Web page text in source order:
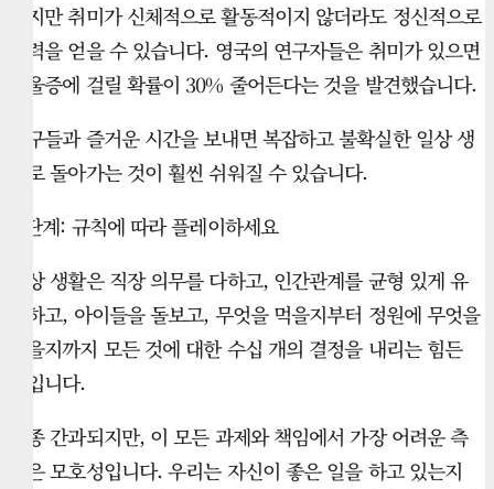
하지만 취미가 신체적으로 활동적이지 않더라도 정신적으로
활력을 얻을 수 있습니다. 영국의 연구자들은 취미가 있으면
우울증에 걸릴 확률이 30% 줄어든다는 것을 발견했습니다.
친구들과 즐거운 시간을 보내면 복잡하고 불확실한 일상 생
활로 돌아가는 것이 훨씬 쉬워질 수 있습니다.
3 단계: 규칙에 따라 플레이하세요
일상 생활은 직장 의무를 다하고, 인간관계를 균형 있게 유
지하고, 아이들을 돌보고, 무엇을 먹을지부터 정원에 무엇을
심을지까지 모든 것에 대한 수십 개의 결정을 내리는 힘든
일입니다.
종종 간과되지만, 이 모든 과제와 책임에서 가장 어려운 측
면은 모호성입니다. 우리는 자신이 좋은 일을 하고 있는지